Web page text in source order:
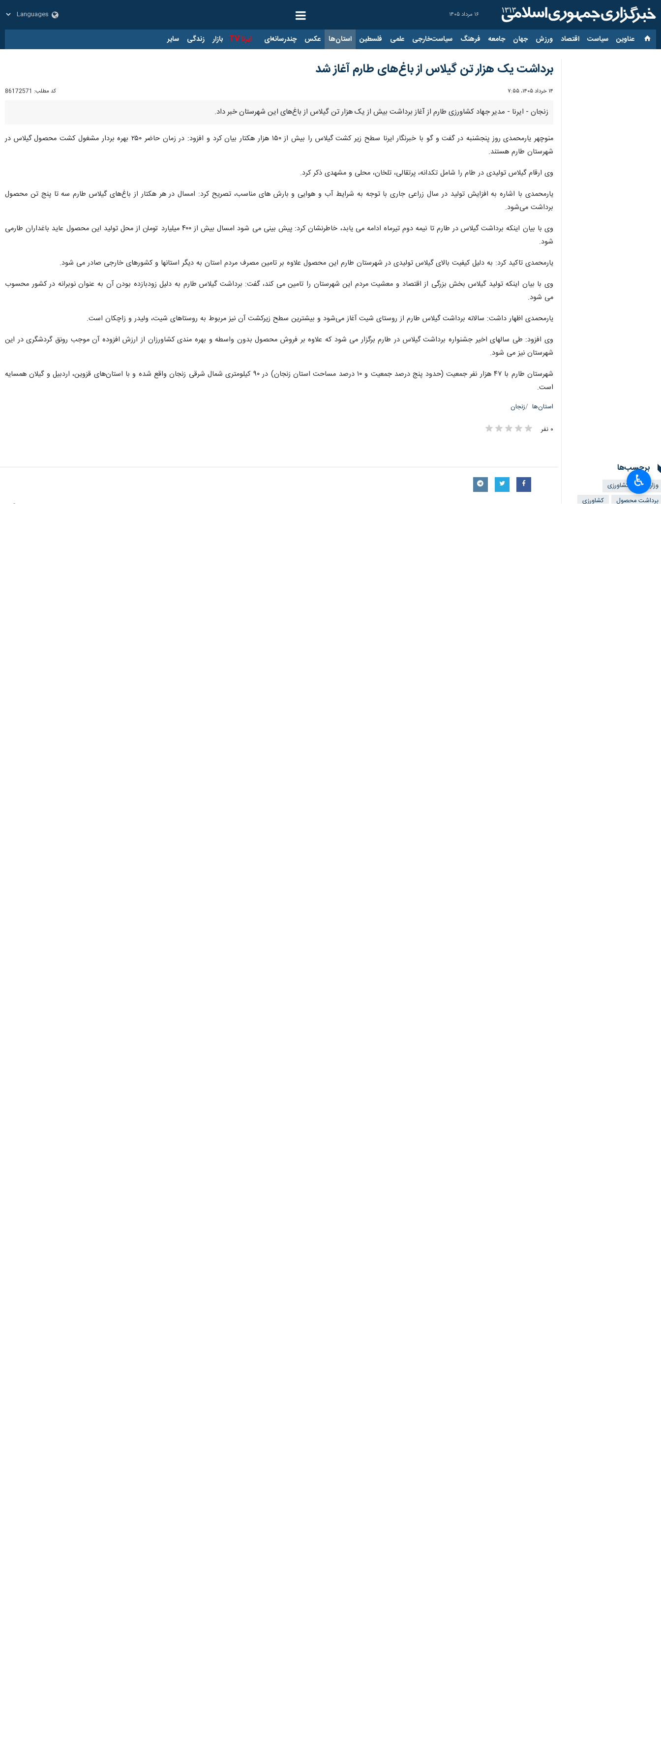
۱۶ مرداد ۱۴۰۵
عناوین‌ سیاست اقتصاد ورزش جهان جامعه فرهنگ سیاست‌خارجی علمی فلسطین استان‌ها عکس چندرسانه‌ای ایرنا TV بازار زندگی سایر
برداشت یک هزار تن گیلاس از باغ‌های طارم آغاز شد
۱۴ خرداد ۱۴۰۵، ۷:۵۵ کد مطلب: 86172571
زنجان - ایرنا - مدیر جهاد کشاورزی طارم از آغاز برداشت بیش از یک هزار تن گیلاس از باغ‌های این شهرستان خبر داد.
منوچهر یارمحمدی روز پنجشنبه در گفت و گو با خبرنگار ایرنا سطح زیر کشت گیلاس را بیش از ۱۵۰ هزار هکتار بیان کرد و افزود: در زمان حاضر ۲۵۰ بهره بردار مشغول کشت محصول گیلاس در
شهرستان طارم هستند.
وی ارقام گیلاس تولیدی در طام را شامل تکدانه، پرتقالی، تلخان، محلی و مشهدی ذکر کرد.
یارمحمدی با اشاره به افزایش تولید در سال زراعی جاری با توجه به شرایط آب و هوایی و بارش های مناسب، تصریح کرد: امسال در هر هکتار از باغ‌های گیلاس طارم سه تا پنج تن محصول
برداشت می‌شود.
وی با بیان اینکه برداشت گیلاس در طارم تا نیمه دوم تیرماه ادامه می یابد، خاطرنشان کرد:‌ پیش بینی می شود امسال بیش از ۴۰۰ میلیارد تومان از محل تولید این محصول عاید باغداران طارمی
شود.
یارمحمدی تاکید کرد: به دلیل کیفیت بالای گیلاس تولیدی در شهرستان طارم این محصول علاوه بر تامین مصرف مردم استان به دیگر استانها و کشورهای خارجی صادر می شود.
وی با بیان اینکه تولید گیلاس بخش بزرگی از اقتصاد و معشیت مردم این شهرستان را تامین می کند، گفت: برداشت گیلاس طارم به دلیل زودبازده بودن آن به عنوان نوبرانه در کشور محسوب
می شود.
یارمحمدی اظهار داشت: سالانه برداشت گیلاس طارم از روستای شیت آغاز می‌شود و بیشترین سطح زیرکشت آن نیز مربوط به روستاهای شیت، ولیدر و زاچکان است.
وی افزود: طی سالهای اخیر جشنواره برداشت گیلاس در طارم برگزار می شود که علاوه بر فروش محصول بدون واسطه و بهره مندی کشاورزان از ارزش افزوده آن موجب رونق گردشگری در این
شهرستان نیز می شود.
شهرستان طارم با ۴۷ هزار نفر جمعیت (حدود پنج درصد جمعیت و ۱۰ درصد مساحت استان زنجان) در ۹۰ کیلومتری شمال شرقی زنجان واقع شده و با استان‌های قزوین، اردبیل و گیلان همسایه
است.
استان‌ها زنجان
۰ نفر
برچسب‌ها
وزارت جهاد کشاورزی
برداشت محصول
کشاورزی
♿︎